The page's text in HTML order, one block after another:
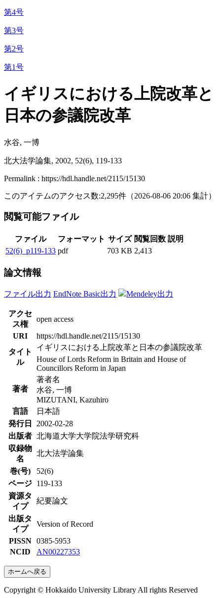
第4号
第3号
第2号
第1号
イギリスにおける上院改革と
日本の参議院改革
水谷, 一博
北大法学論集, 2002, 52(6), 119-133
Permalink : https://hdl.handle.net/2115/15130
このアイテムのアクセス数:2,295件 （2026-08-06 20:06 集計）
閲覧可能ファイル
ファイル フォーマット サイズ 閲覧回数 説明
52(6)_p119-133 pdf 703 KB 2,413
論文情報
ファイル出力 EndNote Basic出力 Mendeley出力
アクセ
ス権
open access
URI
https://hdl.handle.net/2115/15130
タイト
ル
イギリスにおける上院改革と日本の参議院改革
House of Lords Reform in Britain and House of
Councillors Reform in Japan
著者
著者名
水谷, 一博
MIZUTANI, Kazuhiro
言語
日本語
発行日
2002-02-28
出版者 北海道大学大学院法学研究科
収録物
名
北大法学論集
巻(号)
52(6)
ページ
119-133
資源タ
イプ
紀要論文
出版タ
イプ
Version of Record
PISSN
0385-5953
NCID
AN00227353
ホームへ戻る
Copyright © Hokkaido University Library All rights Reserved